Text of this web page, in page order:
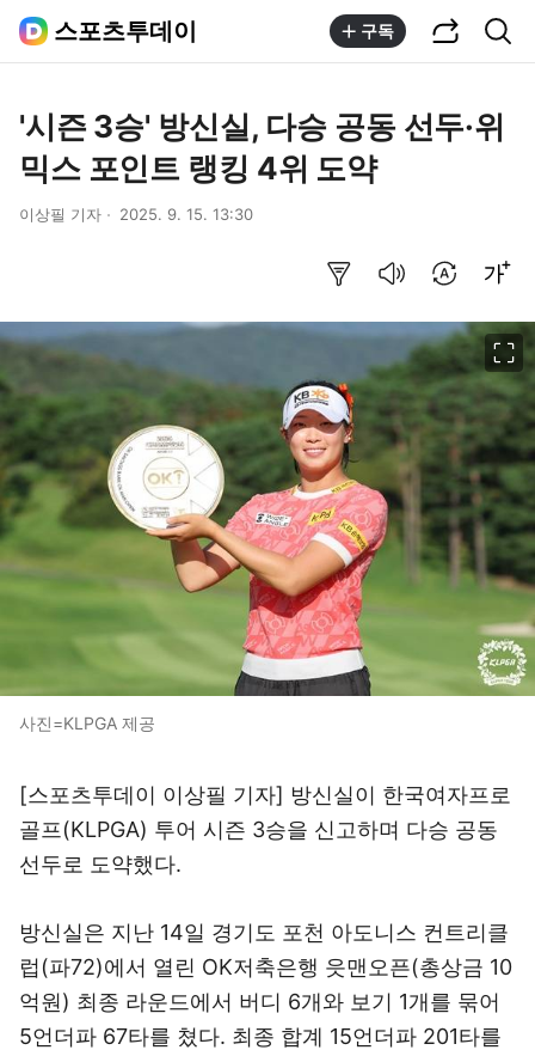
스포츠투데이 구독
'시즌 3승' 방신실, 다승 공동 선두·위
믹스 포인트 랭킹 4위 도약
이상필 기자 2025. 9. 15. 13:30
사진=KLPGA 제공
[스포츠투데이 이상필 기자] 방신실이 한국여자프로
골프(KLPGA) 투어 시즌 3승을 신고하며 다승 공동
선두로 도약했다.
방신실은 지난 14일 경기도 포천 아도니스 컨트리클
럽(파72)에서 열린 OK저축은행 읏맨오픈(총상금 10
억원) 최종 라운드에서 버디 6개와 보기 1개를 묶어
5언더파 67타를 쳤다. 최종 합계 15언더파 201타를